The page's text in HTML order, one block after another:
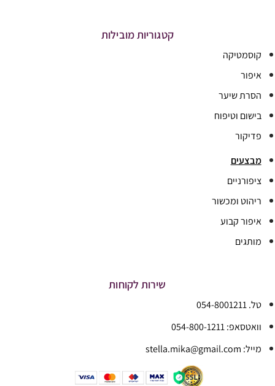
קטגוריות מובילות
קוסמטיקה
איפור
הסרת שיער
בישום וטיפוח
פדיקור
מבצעים
ציפורניים
ריהוט ומכשור
איפור קבוע
מותגים
שירות לקוחות
טל. 054-8001211
וואטסאפ: 054-800-1211
מייל: stella.mika@gmail.com